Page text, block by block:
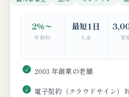
2%〜
手数料
最短1日
入金 買
2003 年創業の老舗
電子契約（クラウドサイン）